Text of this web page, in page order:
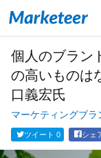
個人のブラン
の高いものは
口義宏氏
マーケティングブラ
ツイート 0 シェ